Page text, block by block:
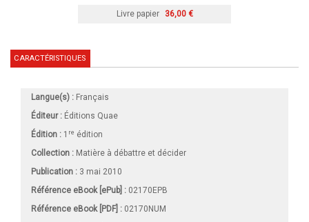
Livre papier 36,00 €
CARACTÉRISTIQUES
Langue(s) : Français
Éditeur : Éditions Quae
Édition : 1 re édition
Collection : Matière à débattre et décider
Publication : 3 mai 2010
Référence eBook [ePub] : 02170EPB
Référence eBook [PDF] : 02170NUM